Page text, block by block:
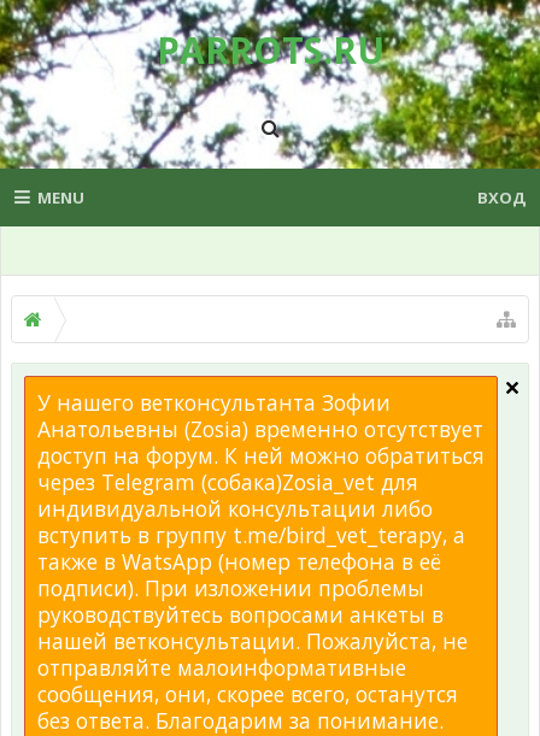
PARROTS.RU
MENU ВХОД
У нашего ветконсультанта Зофии
Анатольевны (Zosia) временно отсутствует
доступ на форум. К ней можно обратиться
через Telegram (собака)Zosia_vet для
индивидуальной консультации либо
вступить в группу t.me/bird_vet_terapy, а
также в WatsApp (номер телефона в её
подписи). При изложении проблемы
руководствуйтесь вопросами анкеты в
нашей ветконсультации. Пожалуйста, не
отправляйте малоинформативные
сообщения, они, скорее всего, останутся
без ответа. Благодарим за понимание.